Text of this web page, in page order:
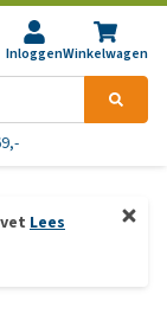
InloggenWinkelwagen
Lees